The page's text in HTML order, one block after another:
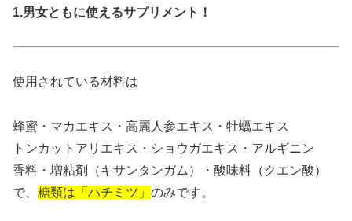
1.男女ともに使えるサプリメント！
使用されている材料は
蜂蜜・マカエキス・高麗人参エキス・牡蠣エキス
トンカットアリエキス・ショウガエキス・アルギニン
香料・増粘剤（キサンタンガム）・酸味料（クエン酸）
で、 糖類は「ハチミツ」 のみです。